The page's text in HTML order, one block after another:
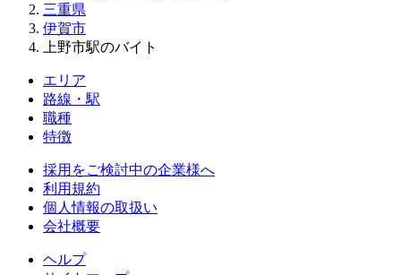
三重県
伊賀市
上野市駅のバイト
エリア
路線・駅
職種
特徴
採用をご検討中の企業様へ
利用規約
個人情報の取扱い
会社概要
ヘルプ